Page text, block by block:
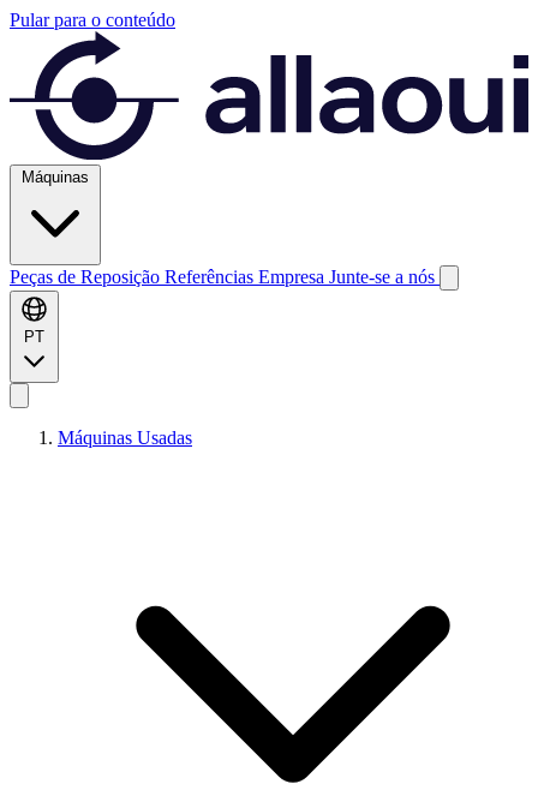
Pular para o conteúdo
Máquinas
Peças de Reposição Referências Empresa Junte-se a nós
PT
Máquinas Usadas